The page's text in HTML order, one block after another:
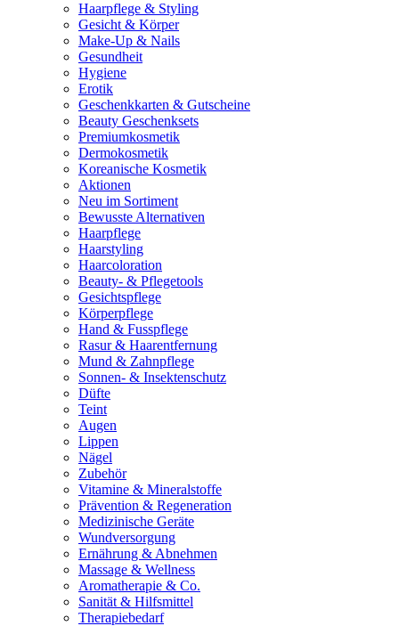
Haarpflege & Styling
Gesicht & Körper
Make-Up & Nails
Gesundheit
Hygiene
Erotik
Geschenkkarten & Gutscheine
Beauty Geschenksets
Premiumkosmetik
Dermokosmetik
Koreanische Kosmetik
Aktionen
Neu im Sortiment
Bewusste Alternativen
Haarpflege
Haarstyling
Haarcoloration
Beauty- & Pflegetools
Gesichtspflege
Körperpflege
Hand & Fusspflege
Rasur & Haarentfernung
Mund & Zahnpflege
Sonnen- & Insektenschutz
Düfte
Teint
Augen
Lippen
Nägel
Zubehör
Vitamine & Mineralstoffe
Prävention & Regeneration
Medizinische Geräte
Wundversorgung
Ernährung & Abnehmen
Massage & Wellness
Aromatherapie & Co.
Sanität & Hilfsmittel
Therapiebedarf